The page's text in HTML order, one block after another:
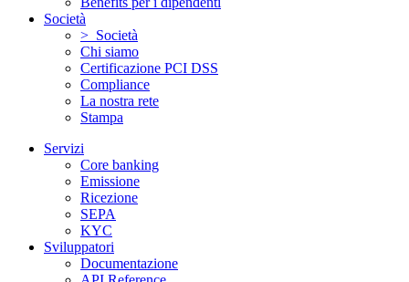
Società
> Società
Chi siamo
Certificazione PCI DSS
Compliance
La nostra rete
Stampa
Servizi
Core banking
Emissione
Ricezione
SEPA
KYC
Sviluppatori
Documentazione